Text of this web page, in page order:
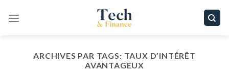
ARCHIVES PAR TAGS: TAUX D’INTÉRÊT
AVANTAGEUX